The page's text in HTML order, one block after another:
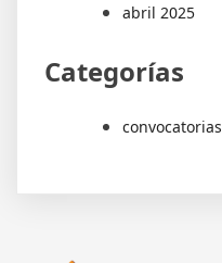
abril 2025
Categorías
convocatorias